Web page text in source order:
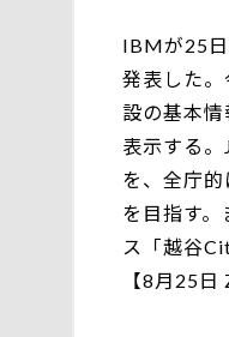
IBMが25
発表した
設の基本
表示する
を、全庁
を目指す
ス「越谷
【8月25日